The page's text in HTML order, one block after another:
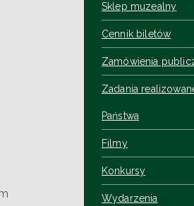
Sklep muzealny
Cennik biletów
Zamówienia
Zadania
Państwa
Filmy
Konkursy
Wydarzenia